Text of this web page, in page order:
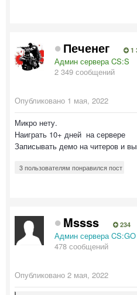
Печенег 1
Админ сервера CS:S
2 349 сообщений
Опубликовано 1 мая, 2022
Микро нету.
Наиграть 10+ дней на сервере
Записывать демо на читеров и
3 пользователям понравился пост
Mssss 234
Админ сервера CS:GO
478 сообщений
Опубликовано 2 мая, 2022